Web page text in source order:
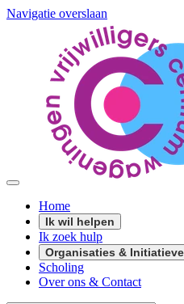
Navigatie overslaan
Home
Ik wil helpen
Ik zoek hulp
Organisaties &
Scholing
Over ons & Contact